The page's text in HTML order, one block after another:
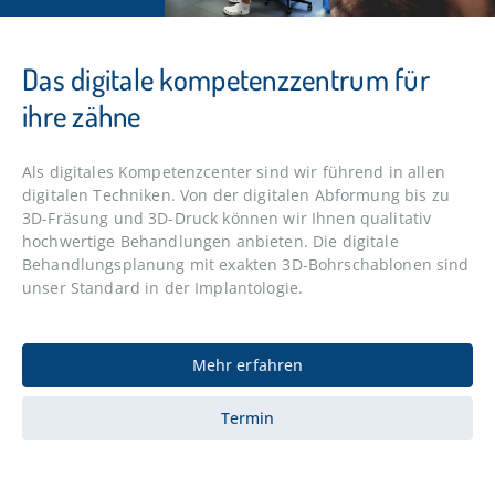
Das digitale kompetenzzentrum für
ihre zähne
Als digitales Kompetenzcenter sind wir führend in allen
digitalen Techniken. Von der digitalen Abformung bis zu
3D-Fräsung und 3D-Druck können wir Ihnen qualitativ
hochwertige Behandlungen anbieten. Die digitale
Behandlungsplanung mit exakten 3D-Bohrschablonen sind
unser Standard in der Implantologie.
Mehr erfahren
Termin